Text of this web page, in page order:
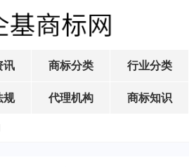
讯 商标分类 行业分类
规 代理机构 商标知识